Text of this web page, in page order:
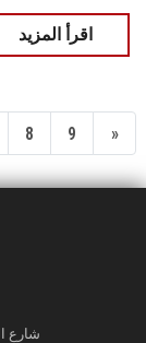
اقرأ المزيد
8 9 »
شارع